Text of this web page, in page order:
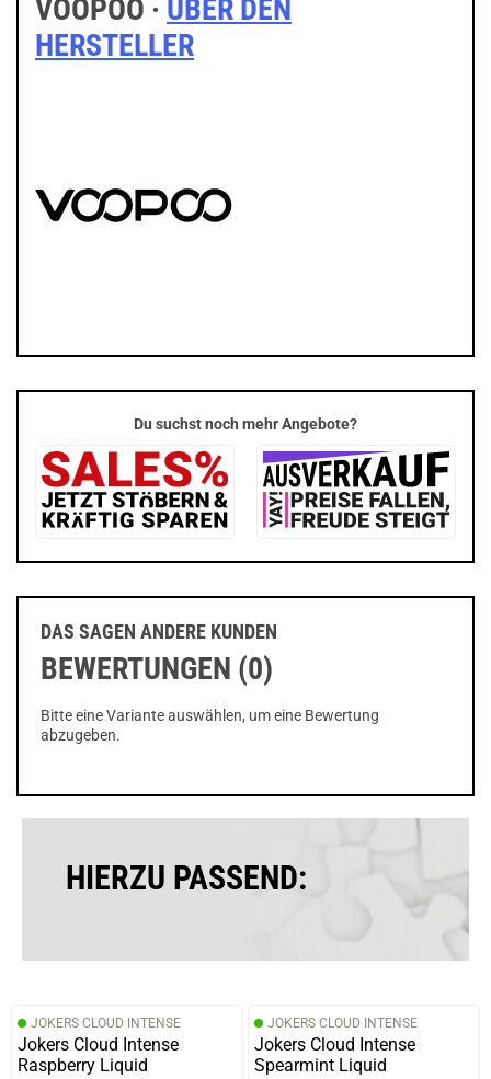
VOOPOO · ÜBER DEN
HERSTELLER
Du suchst noch mehr Angebote?
DAS SAGEN ANDERE KUNDEN
BEWERTUNGEN (0)
Bitte eine Variante auswählen, um eine Bewertung
abzugeben.
HIERZU PASSEND:
JOKERS CLOUD INTENSE
Jokers Cloud Intense
Raspberry Liquid
JOKERS CLOUD INTENSE
Jokers Cloud Intense
Spearmint Liquid